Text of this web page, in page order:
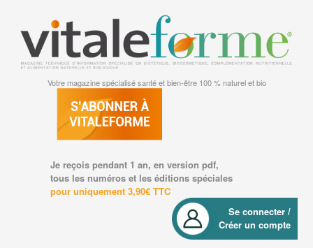
Votre magazine spécialisé santé et bien-être 100 % naturel et bio
Je reçois pendant 1 an, en version pdf,
tous les numéros et les éditions spéciales
pour uniquement 3,90€ TTC
Se connecter /
Créer un compte